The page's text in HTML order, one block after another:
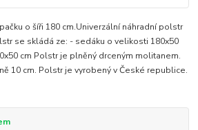
o šíři 180 cm.Univerzální náhradní polstr
se skládá ze: - sedáku o velikosti 180x50
cm Polstr je plněný drceným molitanem.
10 cm. Polstr je vyrobený v České republice.